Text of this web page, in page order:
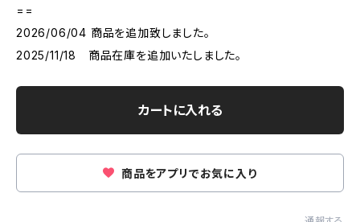
==
2026/06/04 商品を追加致しました。
2025/11/18 商品在庫を追加いたしました。
カートに入れる
商品をアプリでお気に入り